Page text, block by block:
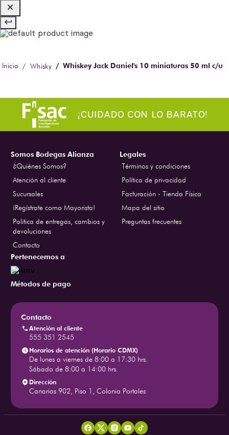
Whisky Whiskey Jack Daniel's 10 miniaturas 50 ml c/u
Somos Bodegas Alianza
¿Quiénes Somos?
Atención al cliente
Sucursales
¡Regístrate como Mayorista!
Politica de entregas, cambios y
devoluciones
Contacto
Legales
Términos y condiciones
Política de privacidad
Facturación - Tienda Física
Mapa del sitio
Preguntas frecuentes
Pertenecemos a
Métodos de pago
Contacto
Atención al cliente
555 351 2545
Horarios de atención (Horario CDMX)
De lunes a viernes de 8:00 a 17:30 hrs.
Sábado de 8:00 a 14:00 hrs.
Dirección
Canarias 902, Piso 1, Colonia Portales